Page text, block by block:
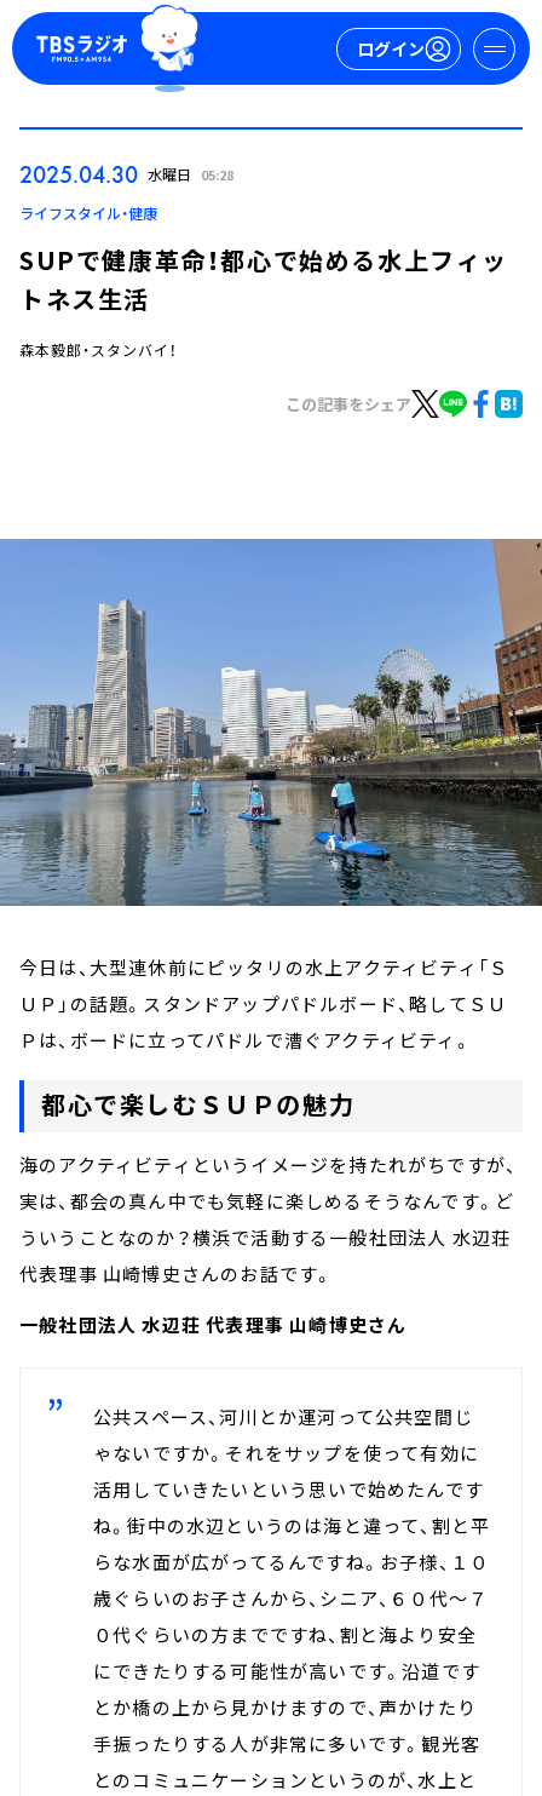
ログイン
ログイン
YouTube
会社情報
2025.04.30 水曜日 05:28
ライフスタイル・健康
SUPで健康革命！都心で始める水上フィッ
トネス生活
森本毅郎・スタンバイ！
この記事をシェア
今日は、大型連休前にピッタリの水上アクティビティ「Ｓ
ＵＰ」の話題。スタンドアップパドルボード、略してＳＵ
Ｐは、ボードに立ってパドルで漕ぐアクティビティ。
都心で楽しむＳＵＰの魅力
海のアクティビティというイメージを持たれがちですが、
実は、都会の真ん中でも気軽に楽しめるそうなんです。ど
ういうことなのか？横浜で活動する一般社団法人 水辺荘
代表理事 山崎博史さんのお話です。
一般社団法人 水辺荘 代表理事 山崎博史さん
公共スペース、河川とか運河って公共空間じ
ゃないですか。それをサップを使って有効に
活用していきたいという思いで始めたんです
ね。街中の水辺というのは海と違って、割と平
らな水面が広がってるんですね。お子様、１０
歳ぐらいのお子さんから、シニア、６０代～７
０代ぐらいの方までですね、割と海より安全
にできたりする可能性が高いです。沿道です
とか橋の上から見かけますので、声かけたり
手振ったりする人が非常に多いです。観光客
とのコミュニケーションというのが、水上と